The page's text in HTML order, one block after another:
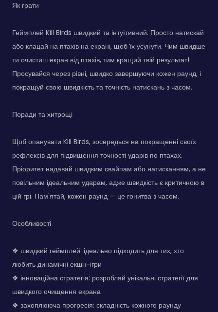
Як грати
Геймплей Kill Birds швидкий та інтуїтивний. Просто натискай
або клацай на птахів на екрані, щоб їх усунути. Чим швидше
ти очистиш екран від птахів, тим кращий твій результат!
Просувайся через рівні, швидко завершуючи кожен раунд, і
покращуй свою швидкість та точність натискань з часом.
Поради та хитрощі
Щоб опанувати Kill Birds, зосередься на покращенні своїх
рефлексів для підвищення точності ударів по птахах.
Пріоритет надавай швидким свайпам або натисканням, а не
повільним ідеальним ударам, адже швидкість є критичною в
цій грі. Пам'ятай, кожен раунд — це гонитва з часом.
Особливості
❖ швидкий геймплей: ідеально підходить для тих, хто
любить динамічні екшн-ігри
❖ інноваційна стратегія: розробляй унікальні стратегії для
швидкого очищення екрана
❖ захоплююча прогресія: складність кожного раунду